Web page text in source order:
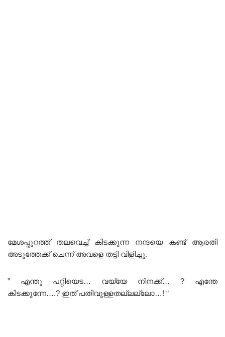
മേശപ്പുറത്ത് തലവെച്ച് കിടക്കുന്ന നന്ദയെ കണ്ട് ആരതി
അടുത്തേക്ക് ചെന്ന് അവളെ തട്ടി വിളിച്ചു.
” എന്തു പറ്റിയെട… വയ്യേ നിനക്ക്… ? എന്തേ
കിടക്കുന്നേ….? ഇത് പതിവുള്ളതല്ലല്ലോ…! “